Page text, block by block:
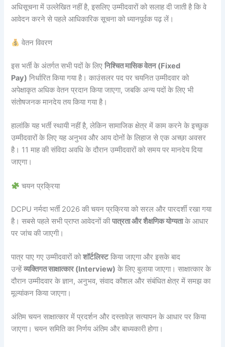
अधिसूचना में उल्लेखित नहीं है, इसलिए उम्मीदवारों को सलाह दी जाती है कि वे
आवेदन करने से पहले आधिकारिक सूचना को ध्यानपूर्वक पढ़ लें।
वेतन विवरण
इस भर्ती के अंतर्गत सभी पदों के लिएनिश्चित मासिक वेतन (Fixed
Pay) निर्धारित किया गया है। काउंसलर पद पर चयनित उम्मीदवार को
अपेक्षाकृत अधिक वेतन प्रदान किया जाएगा, जबकि अन्य पदों के लिए भी
संतोषजनक मानदेय तय किया गया है।
हालांकि यह भर्ती स्थायी नहीं है, लेकिन सामाजिक क्षेत्र में काम करने के इच्छुक
उम्मीदवारों के लिए यह अनुभव और आय दोनों के लिहाज से एक अच्छा अवसर
है। 11 माह की संविदा अवधि के दौरान उम्मीदवारों को समय पर मानदेय दिया
जाएगा।
चयन प्रक्रिया
DCPU नर्मदा भर्ती 2026 की चयन प्रक्रिया को सरल और पारदर्शी रखा गया
है। सबसे पहले सभी प्राप्त आवेदनों कीपात्रता और शैक्षणिक योग्यताके आधार
पर जांच की जाएगी।
पात्र पाए गए उम्मीदवारों कोशॉर्टलिस्टकिया जाएगा और इसके बाद
उन्हेंव्यक्तिगत साक्षात्कार (Interview) के लिए बुलाया जाएगा। साक्षात्कार के
दौरान उम्मीदवार के ज्ञान, अनुभव, संवाद कौशल और संबंधित क्षेत्र में समझ का
मूल्यांकन किया जाएगा।
अंतिम चयन साक्षात्कार में प्रदर्शन और दस्तावेज़ सत्यापन के आधार पर किया
जाएगा। चयन समिति का निर्णय अंतिम और बाध्यकारी होगा।